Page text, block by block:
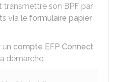
transmettre son BPF par
via le formulaire papier
un compte EFP Connect
démarche.